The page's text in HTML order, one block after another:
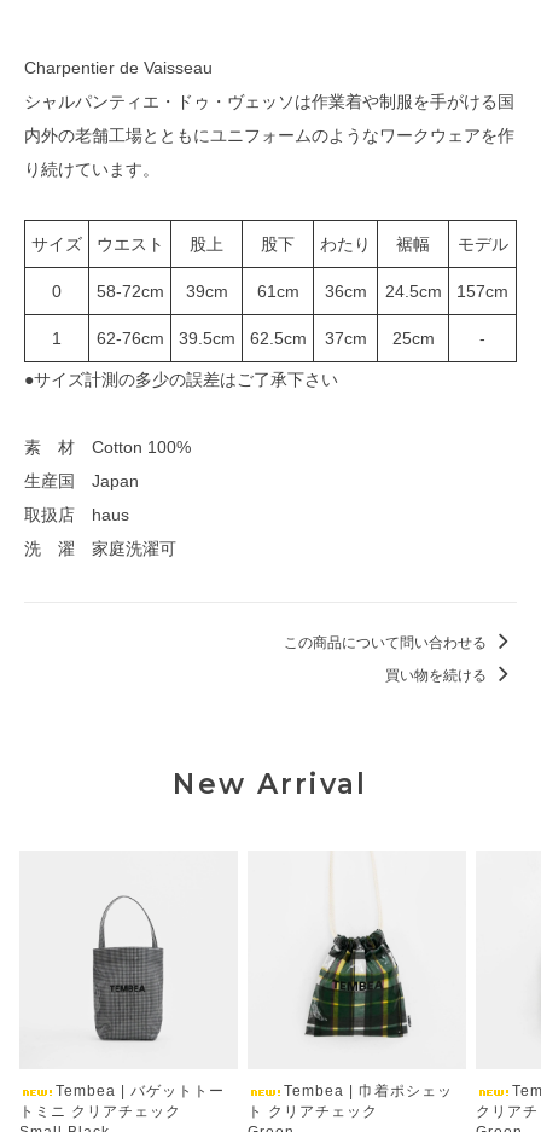
Charpentier de Vaisseau
シャルパンティエ・ドゥ・ヴェッソは作業着や制服を手がける国
内外の老舗工場とともにユニフォームのようなワークウェアを作
り続けています。
サイズ ウエスト 股上 股下 わたり 裾幅 モデル
0 58-72cm 39cm 61cm 36cm 24.5cm 157cm
1 62-76cm 39.5cm 62.5cm 37cm 25cm -
●サイズ計測の多少の誤差はご了承下さい
素 材 Cotton 100%
生産国 Japan
取扱店 haus
洗 濯 家庭洗濯可
この商品について問い合わせる
買い物を続ける
New Arrival
Tembea | バゲットトー
トミニ クリアチェック
Tembea | 巾着ポシェッ
ト クリアチェック
クリア